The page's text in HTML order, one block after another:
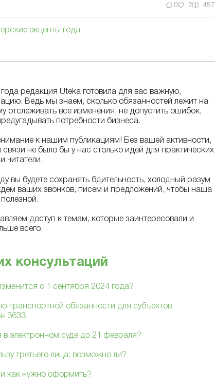
0 2 457
акценты года
редакция Uteka готовила для вас важную,
Ведь мы знаем, сколько обязанностей лежит на
отслеживать все изменения, не допустить ошибок,
потребности бизнеса.
к нашим публикациям! Без вашей активности,
не было бы у нас столько идей для практических
читатели.
вы будете сохранять бдительность, холодный разум
ваших звонков, писем и предложений, чтобы наша
доступ к темам, которые заинтересовали и
всего.
консультаций
с 1 сентября 2024 года?
транспортной обязанности для субъектов
3633
в электронном суде до 21 февраля?
третьего лица: возможно ли?
и как нужно оформить?